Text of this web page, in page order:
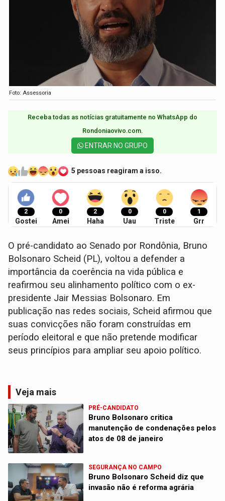
Foto: Assessoria
Receba todas as notícias gratuitamente no WhatsApp do
Rondoniaovivo.com.​
ENTRAR NO GRUPO
5 pessoas reagiram a isso.
2
Gostei
0
Amei
2
Haha
0
Uau
0
Triste
1
Grr
O pré-candidato ao Senado por Rondônia, Bruno
Bolsonaro Scheid (PL), voltou a defender a
importância da coerência na vida pública e
reafirmou seu alinhamento político com o ex-
presidente Jair Messias Bolsonaro. Em
publicação nas redes sociais, Scheid afirmou que
suas convicções não foram construídas em
período eleitoral e que não pretende modificar
seus princípios para ampliar seu apoio político.
Veja mais
PRÉ-CANDIDATO
Bruno Bolsonaro critica
manutenção de condenações pelos
atos de 08 de janeiro
SEGURANÇA NO CAMPO
Bruno Bolsonaro Scheid diz que
invasão não é reforma agrária